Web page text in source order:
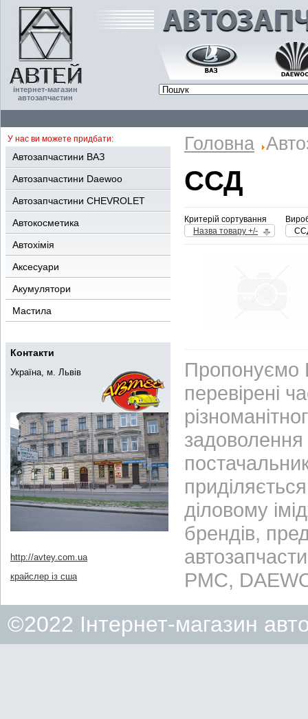
інтернет-магазин
автозапчастин
У нас ви можете придбати:
Автозапчастини ВАЗ
Автозапчастини Daewoo
Автозапчастини CHEVROLET
Автокосметика
Автохімія
Аксесуари
Акумулятори
Мастила
Контакти
Україна, м. Львів
http://avtey.com.ua
крайслер із сша
Головна
ССД
Критерій сортування
Назва товару +/-
Пропонуємо
перевірені
діловому
брендів,
PMC,
©2022 Інтернет-магазин